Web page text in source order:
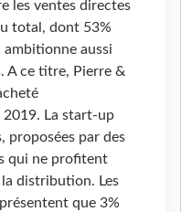
les ventes directes
total, dont 53%
aussi
A ce titre, Pierre &
2019. La start-up
proposées par des
qui ne profitent
distribution. Les
que 3%